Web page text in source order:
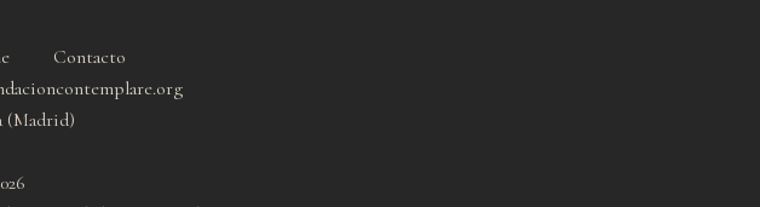
Contacto
(Madrid)